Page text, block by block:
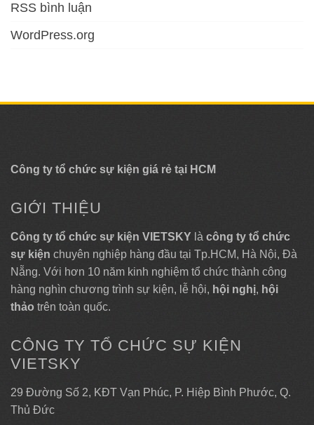
RSS bình luận
WordPress.org
Công ty tổ chức sự kiện giá rẻ tại HCM
GIỚI THIỆU
Công ty tổ chức sự kiện VIETSKY là công ty tổ chức
sự kiện chuyên nghiệp hàng đầu tại Tp.HCM, Hà Nội, Đà
Nẵng. Với hơn 10 năm kinh nghiệm tổ chức thành công
hàng nghìn chương trình sự kiện, lễ hội, hội nghị, hội
thảo trên toàn quốc.
CÔNG TY TỔ CHỨC SỰ KIỆN
VIETSKY
29 Đường Số 2, KĐT Vạn Phúc, P. Hiệp Bình Phước, Q.
Thủ Đức